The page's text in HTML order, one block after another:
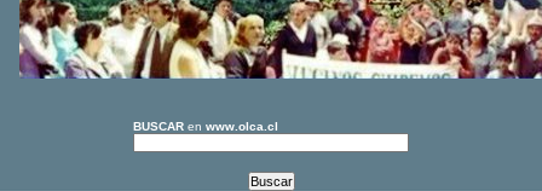
BUSCAR en www.olca.cl